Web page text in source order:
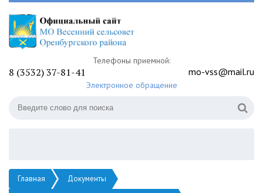
Телефоны приемной:
8 (3532) 37-81-41 mo-vss@mail.ru
Электронное обращение
Главная
Документы